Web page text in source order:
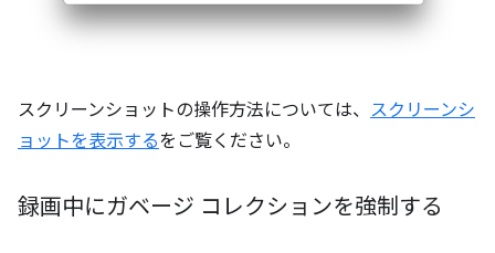
スクリーンショットの操作方法については、 スクリーンシ
ョットを表示するをご覧ください。
録画中にガベージ コレクションを強制する